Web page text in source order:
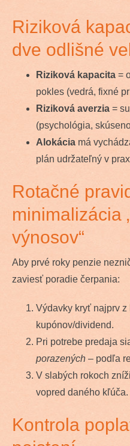
Riziková
dve odlišné
Riziková kapacita =
pokles (vedrá, fixné
Riziková averzia =
(psychológia,
Alokácia má
plán udržateľný v
Rotačné
minimalizácia
výnosov“
Aby prvé roky penzie
zaviesť poradie čerpania:
Výdavky kryť najprv z
kupónov/dividend.
Pri potrebe predaja
porazených – podľa
V slabých rokoch
vopred daného kľúča.
Kontrola